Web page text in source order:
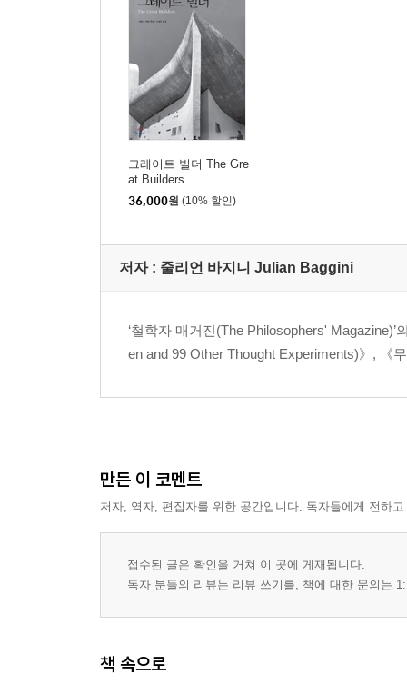
테세우스의 배
라플라스의 악마, 결정론 그리고 자유의지
라일의 기계 속 유령
윤리학과 정치 철학
용어 정리
아리스토텔레스의 윤리학
자연상태와 사회계약
밀의 공리주의
아퀴나스의 다섯 가지 방법
에피쿠로스의 수수께끼
위대한 순간들
용어 정리
플라톤의 동굴
그레이트 빌더 The Gre
at Builders
36,000원 (10% 할인)
저자 : 줄리언 바지니 Julian Baggini
‘철학자 매거진(The Philosophers'
en and 99 Other Thought Experiments)》, 《
만든 이 코멘트
저자, 역자, 편집자를 위한 공간입니다. 독자들에게 전하
접수된 글은 확인을 거쳐 이 곳에 게재됩니다.
독자 분들의 리뷰는 리뷰 쓰기를, 책에 대한 문의는
책 속으로